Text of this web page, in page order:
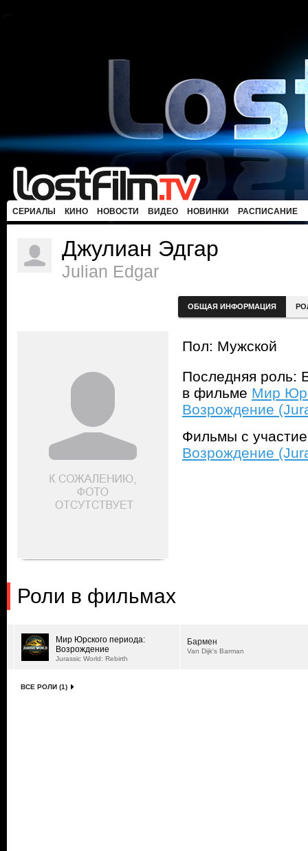
СЕРИАЛЫ КИНО НОВОСТИ ВИДЕО НОВИНКИ РАСПИСАНИЕ
Джулиан Эдгар
Julian Edgar
ОБЩАЯ ИНФОРМАЦИЯ
Пол: Мужской
Последняя роль:
в фильме Мир
Возрождение
Фильмы с
Возрождение
Роли в фильмах
Мир Юрского периода:
Возрождение
Jurassic World: Rebirth
Бармен
Van Dijk's Barman
ВСЕ РОЛИ (1)